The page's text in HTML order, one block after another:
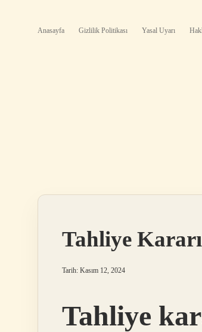
Anasayfa Gizlilik Politikası Yasal Uyarı
Tahliye
Tarih: Kasım 12, 2024
Tahliye